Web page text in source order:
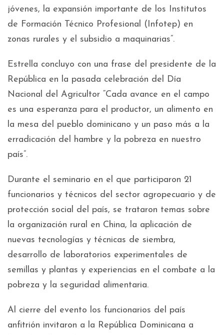
jóvenes, la expansión importante de los Institutos
de Formación Técnico Profesional (Infotep) en
zonas rurales y el subsidio a maquinarias”.
Estrella concluyo con una frase del presidente de la
República en la pasada celebración del Día
Nacional del Agricultor “Cada avance en el campo
es una esperanza para el productor, un alimento en
la mesa del pueblo dominicano y un paso más a la
erradicación del hambre y la pobreza en nuestro
país”.
Durante el seminario en el que participaron 21
funcionarios y técnicos del sector agropecuario y de
protección social del país, se trataron temas sobre
la organización rural en China, la aplicación de
nuevas tecnologías y técnicas de siembra,
desarrollo de laboratorios experimentales de
semillas y plantas y experiencias en el combate a la
pobreza y la seguridad alimentaria.
Al cierre del evento los funcionarios del país
anfitrión invitaron a la República Dominicana a